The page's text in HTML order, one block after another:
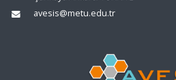
avesis@metu.edu.tr